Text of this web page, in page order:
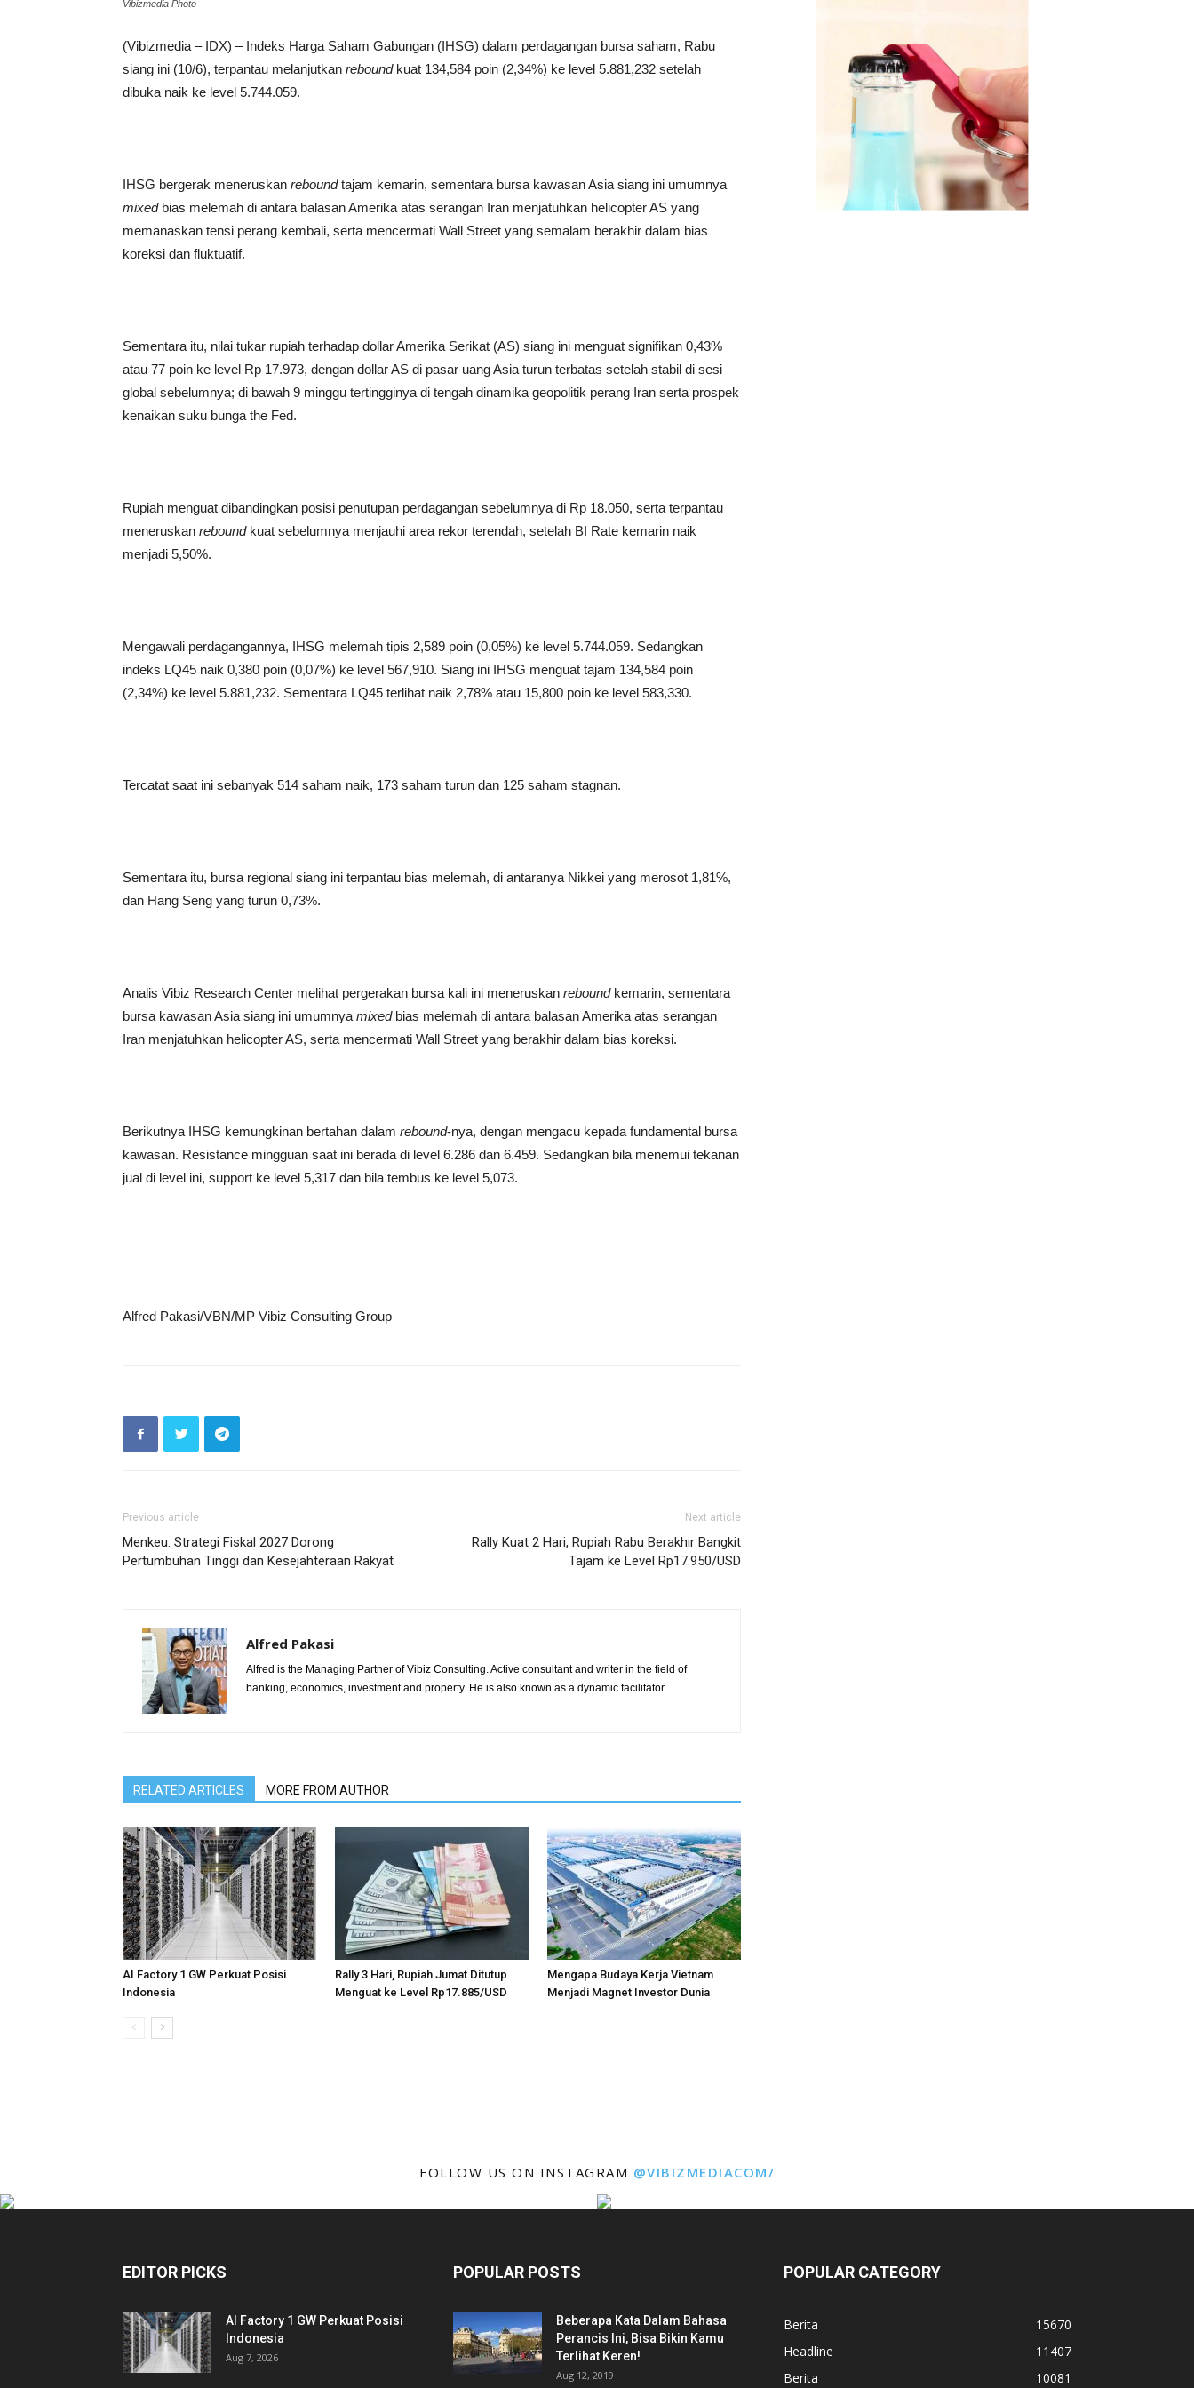
Vibizmedia Photo
(Vibizmedia – IDX) – Indeks Harga Saham Gabungan (IHSG) dalam perdagangan bursa saham, Rabu
siang ini (10/6), terpantau melanjutkan reboundkuat 134,584 poin (2,34%) ke level 5.881,232 setelah
dibuka naik ke level 5.744.059.
IHSG bergerak meneruskan reboundtajam kemarin, sementara bursa kawasan Asia siang ini umumnya
mixedbias melemah di antara balasan Amerika atas serangan Iran menjatuhkan helicopter AS yang
memanaskan tensi perang kembali, serta mencermati Wall Street yang semalam berakhir dalam bias
koreksi dan fluktuatif.
Sementara itu, nilai tukar rupiah terhadap dollar Amerika Serikat (AS) siang ini menguat signifikan 0,43%
atau 77 poin ke level Rp 17.973, dengan dollar AS di pasar uang Asia turun terbatas setelah stabil di sesi
global sebelumnya; di bawah 9 minggu tertingginya di tengah dinamika geopolitik perang Iran serta prospek
kenaikan suku bunga the Fed.
Rupiah menguat dibandingkan posisi penutupan perdagangan sebelumnya di Rp 18.050, serta terpantau
meneruskan reboundkuat sebelumnya menjauhi area rekor terendah, setelah BI Rate kemarin naik
menjadi 5,50%.
Mengawali perdagangannya, IHSG melemah tipis 2,589 poin (0,05%) ke level 5.744.059. Sedangkan
indeks LQ45 naik 0,380 poin (0,07%) ke level 567,910. Siang ini IHSG menguat tajam 134,584 poin
(2,34%) ke level 5.881,232. Sementara LQ45 terlihat naik 2,78% atau 15,800 poin ke level 583,330.
Tercatat saat ini sebanyak 514 saham naik, 173 saham turun dan 125 saham stagnan.
Sementara itu, bursa regional siang ini terpantau bias melemah, di antaranya Nikkei yang merosot 1,81%,
dan Hang Seng yang turun 0,73%.
Analis Vibiz Research Center melihat pergerakan bursa kali ini meneruskan reboundkemarin, sementara
bursa kawasan Asia siang ini umumnya mixedbias melemah di antara balasan Amerika atas serangan
Iran menjatuhkan helicopter AS, serta mencermati Wall Street yang berakhir dalam bias koreksi.
Berikutnya IHSG kemungkinan bertahan dalam rebound-nya, dengan mengacu kepada fundamental bursa
kawasan. Resistance mingguan saat ini berada di level 6.286 dan 6.459. Sedangkan bila menemui tekanan
jual di level ini, support ke level 5,317 dan bila tembus ke level 5,073.
Alfred Pakasi/VBN/MP Vibiz Consulting Group
Previous article
Menkeu: Strategi Fiskal 2027 Dorong
Pertumbuhan Tinggi dan Kesejahteraan Rakyat
Next article
Rally Kuat 2 Hari, Rupiah Rabu Berakhir Bangkit
Tajam ke Level Rp17.950/USD
Alfred Pakasi
Alfred is the Managing Partner of Vibiz Consulting. Active consultant and writer in the field of
banking, economics, investment and property. He is also known as a dynamic facilitator.
RELATED ARTICLES MORE FROM AUTHOR
AI Factory 1 GW Perkuat Posisi
Indonesia
Rally 3 Hari, Rupiah Jumat Ditutup
Menguat ke Level Rp17.885/USD
Mengapa Budaya Kerja Vietnam
Menjadi Magnet Investor Dunia
FOLLOW US ON INSTAGRAM @VIBIZMEDIACOM/
EDITOR PICKS
AI Factory 1 GW Perkuat Posisi
Indonesia
Aug 7, 2026
POPULAR POSTS
Beberapa Kata Dalam Bahasa
Perancis Ini, Bisa Bikin Kamu
Terlihat Keren!
Aug 12, 2019
POPULAR CATEGORY
Berita
15670
Headline
11407
Berita
10081